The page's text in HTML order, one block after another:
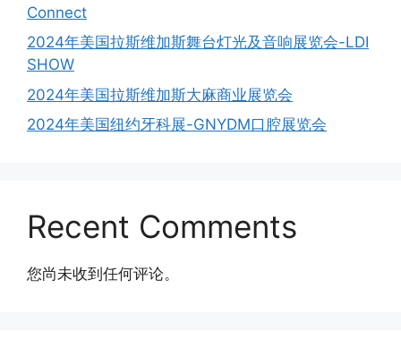
Connect
2024年美国拉斯维加斯舞台灯光及音响展览会-LDI
SHOW
2024年美国拉斯维加斯大麻商业展览会
2024年美国纽约牙科展-GNYDM口腔展览会
Recent Comments
您尚未收到任何评论。